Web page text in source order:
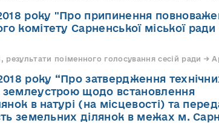
року "Про припинення
комітету Сарненської міської ради
поіменного голосування сесій ради →
року “Про затвердження
землеустрою щодо встановлення
в натурі (на місцевості) та
земельних ділянок в межах м.